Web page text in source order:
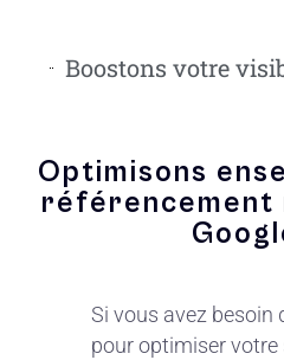
Boostons votre
Optimisons
référencement
Si vous avez besoin
pour optimiser votre